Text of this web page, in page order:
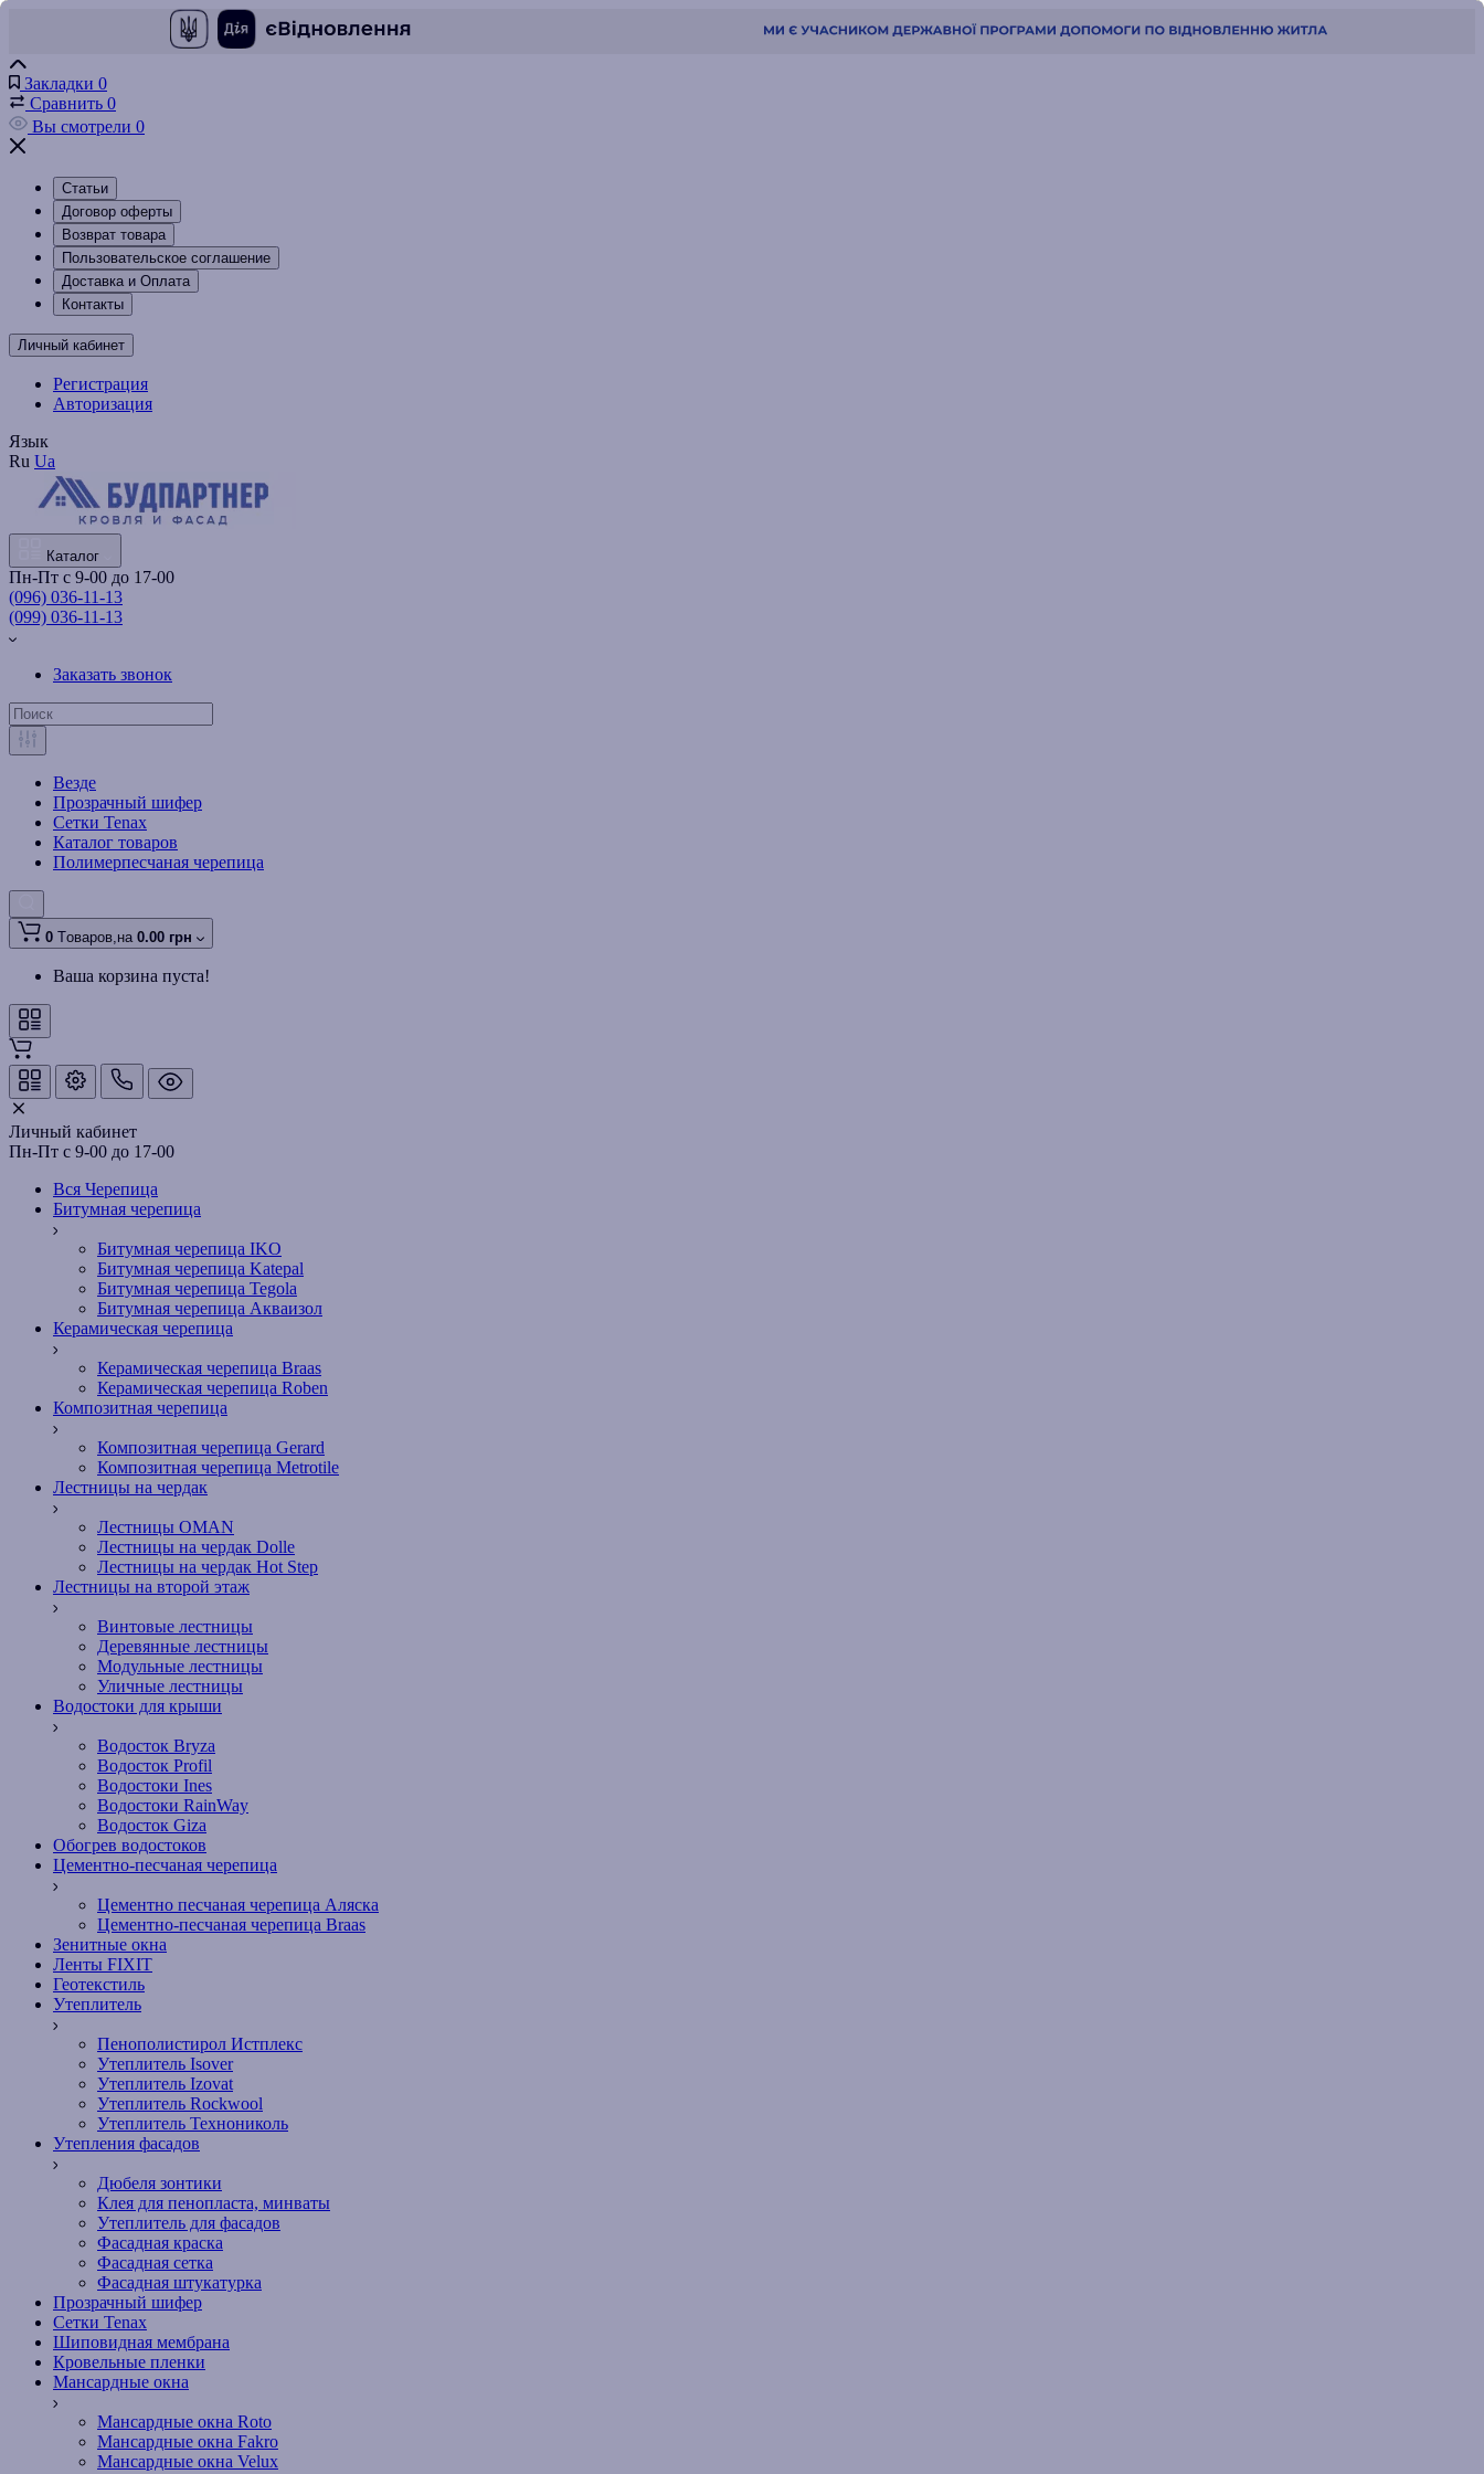
Закладки 0
Сравнить 0
Вы смотрели 0
Статьи
Договор оферты
Возврат товара
Пользовательское соглашение
Доставка и Оплата
Контакты
Личный кабинет
Регистрация
Авторизация
Язык
Ru Ua
Каталог
Пн-Пт с 9-00 до 17-00
(096) 036-11-13
(099) 036-11-13
Заказать звонок
Везде
Прозрачный шифер
Сетки Tenax
Каталог товаров
Полимерпесчаная черепица
0 Tоваров,на 0.00 грн
Ваша корзина пуста!
Личный кабинет
Пн-Пт с 9-00 до 17-00
Вся Черепица
Битумная черепица
Битумная черепица IKO
Битумная черепица Katepal
Битумная черепица Tegola
Битумная черепица Акваизол
Керамическая черепица
Керамическая черепица Braas
Керамическая черепица Roben
Композитная черепица
Композитная черепица Gerard
Композитная черепица Metrotile
Лестницы на чердак
Лестницы OMAN
Лестницы на чердак Dolle
Лестницы на чердак Hot Step
Лестницы на второй этаж
Винтовые лестницы
Деревянные лестницы
Модульные лестницы
Уличные лестницы
Водостоки для крыши
Водосток Bryza
Водосток Profil
Водостоки Ines
Водостоки RainWay
Водосток Giza
Обогрев водостоков
Цементно-песчаная черепица
Цементно песчаная черепица Аляска
Цементно-песчаная черепица Braas
Зенитные окна
Ленты FIXIT
Геотекстиль
Утеплитель
Пенополистирол Истплекс
Утеплитель Isover
Утеплитель Izovat
Утеплитель Rockwool
Утеплитель Технониколь
Утепления фасадов
Дюбеля зонтики
Клея для пенопласта, минваты
Утеплитель для фасадов
Фасадная краска
Фасадная сетка
Фасадная штукатурка
Прозрачный шифер
Сетки Tenax
Шиповидная мембрана
Кровельные пленки
Мансардные окна
Мансардные окна Roto
Мансардные окна Fakro
Мансардные окна Velux